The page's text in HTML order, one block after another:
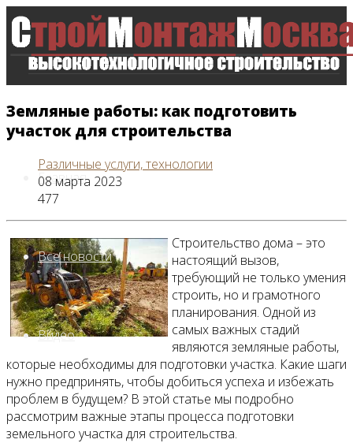
Главная
Все новости
Видео
Земляные работы: как подготовить
участок для строительства
Различные услуги, технологии
08 марта 2023
477
Строительство дома – это
настоящий вызов,
требующий не только умения
строить, но и грамотного
планирования. Одной из
самых важных стадий
являются земляные работы,
которые необходимы для подготовки участка. Какие шаги
нужно предпринять, чтобы добиться успеха и избежать
проблем в будущем? В этой статье мы подробно
рассмотрим важные этапы процесса подготовки
земельного участка для строительства.